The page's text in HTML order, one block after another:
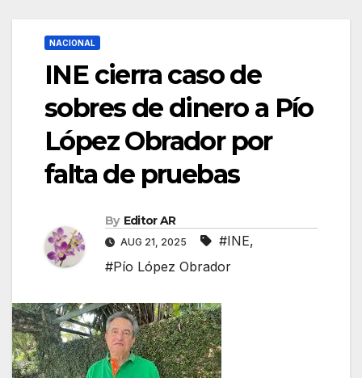
NACIONAL
INE cierra caso de
sobres de dinero a Pío
López Obrador por
falta de pruebas
By Editor AR
AUG 21, 2025 #INE,
#Pío López Obrador